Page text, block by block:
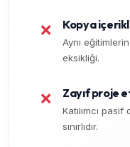
❌ Kopya
Aynı
eksikliği.
❌ Zayıf proje
Katılımcı
sınırlıdır.